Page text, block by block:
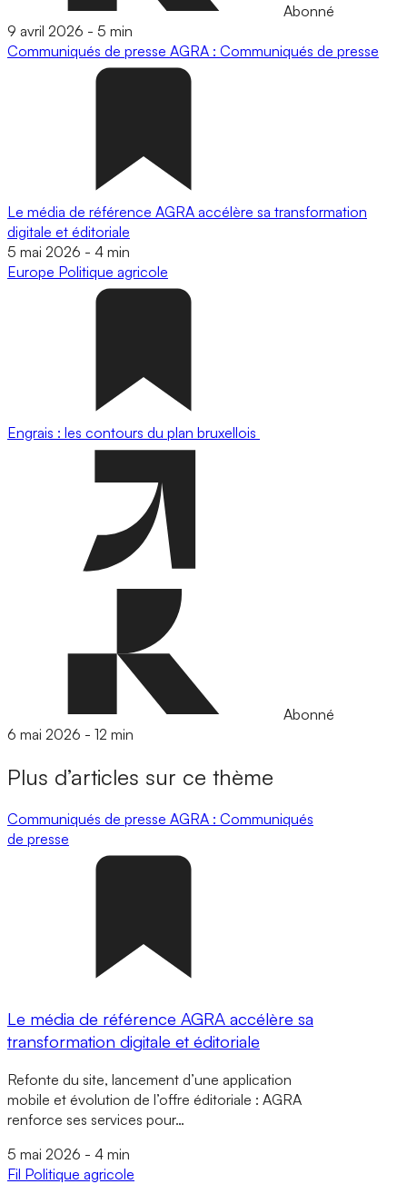
Abonné
9 avril 2026 - 5 min
Communiqués de presse AGRA : Communiqués de presse
Le média de référence AGRA accélère sa transformation
digitale et éditoriale
5 mai 2026 - 4 min
Europe Politique agricole
Engrais : les contours du plan bruxellois
Abonné
6 mai 2026 - 12 min
Plus d’articles sur ce thème
Communiqués de presse AGRA : Communiqués
de presse
Le média de référence AGRA accélère sa
transformation digitale et éditoriale
Refonte du site, lancement d’une application
mobile et évolution de l’offre éditoriale : AGRA
renforce ses services pour…
5 mai 2026 - 4 min
Fil Politique agricole